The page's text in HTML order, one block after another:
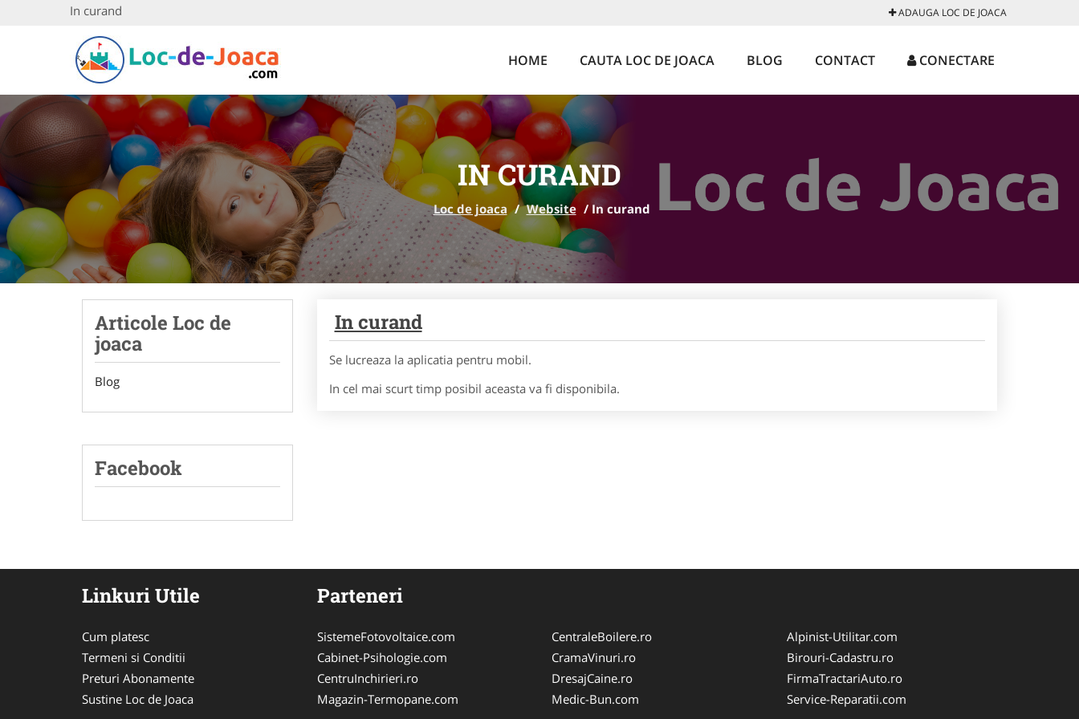
In curand ADAUGA LOC DE JOACA
HOME CAUTA LOC DE JOACA BLOG CONTACT CONECTARE
IN CURAND
Loc de joaca / Website /In curand
Articole Loc de
joaca
Blog
Facebook
In curand
Se lucreaza la aplicatia pentru mobil.
In cel mai scurt timp posibil aceasta va fi disponibila.
Linkuri Utile
Cum platesc
Termeni si Conditii
Preturi Abonamente
Sustine Loc de Joaca
Parteneri
SistemeFotovoltaice.com
Cabinet-Psihologie.com
CentruInchirieri.ro
Magazin-Termopane.com
CentraleBoilere.ro
CramaVinuri.ro
DresajCaine.ro
Medic-Bun.com
Alpinist-Utilitar.com
Birouri-Cadastru.ro
FirmaTractariAuto.ro
Service-Reparatii.com